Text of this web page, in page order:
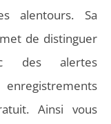
alentours. Sa
de distinguer
des alertes
Ainsi vous